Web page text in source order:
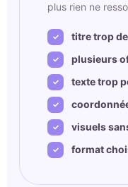
plus rien ne
titre trop
plusieurs
texte trop
visuels
format